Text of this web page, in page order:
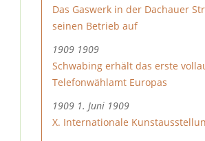
Das Gaswerk in der Dachauer
seinen Betrieb auf
1909 1909
Schwabing erhält das erste
Telefonwählamt Europas
1909 1. Juni 1909
X. Internationale